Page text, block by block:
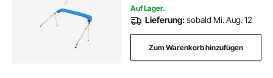
Auf Lager.
Lieferung:sobald Mi. Aug. 12
Zum Warenkorb hinzufügen